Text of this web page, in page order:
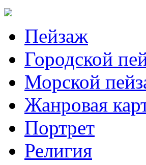
Пейзаж
Городской
Морской
Жанровая
Портрет
Религия